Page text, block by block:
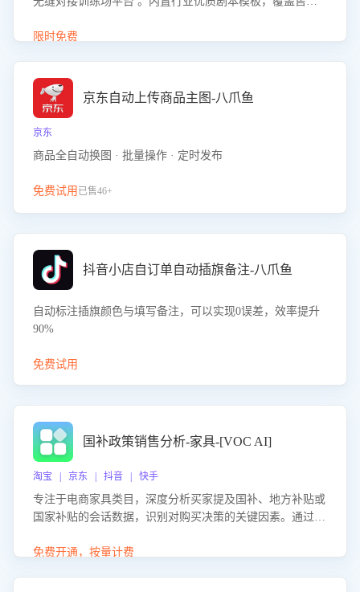
初始化时间，助力企业快速启动智能客服训练
限时免费
京东自动上传商品主图-八爪鱼
京东
商品全自动换图 · 批量操作 · 定时发布
免费试用 已售46+
抖音小店自订单自动插旗备注-八爪鱼
自动标注插旗颜色与填写备注，可以实现0误差，效率提升
90%
免费试用
国补政策销售分析-家具-[VOC AI]
淘宝 | 京东 | 抖音 | 快手
专注于电商家具类目，深度分析买家提及国补、地方补贴或
国家补贴的会话数据，识别对购买决策的关键因素。通过AI
化策略，助力商家利用国补政策提升GMV。
免费开通，按量计费